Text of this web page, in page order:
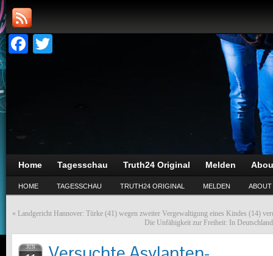
Facebook
Home Tagesschau Truth24 Original Melden
HOME TAGESSCHAU TRUTH24 ORIGINAL MELDEN ABOUT
« Landgericht Hannover: Türke (41) wegen zweiter Vergewaltigung eines Kindes (14)
Die Unfähigkeit zur Freiheit: In
JUN